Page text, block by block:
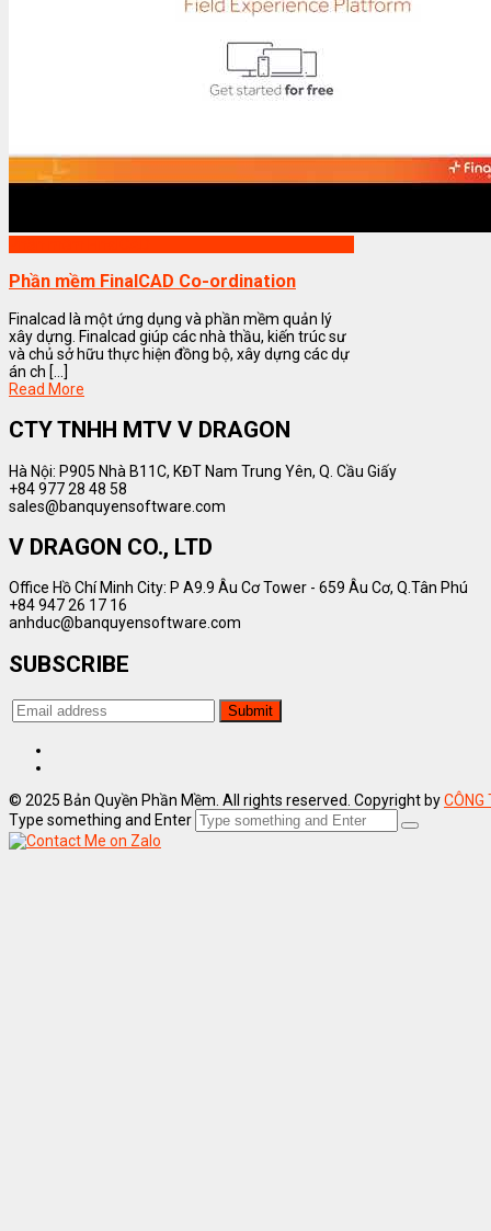
Phần mềm FinalCAD Co-ordination
Finalcad là một ứng dụng và phần mềm quản lý
xây dựng. Finalcad giúp các nhà thầu, kiến trúc sư
và chủ sở hữu thực hiện đồng bộ, xây dựng các dự
án ch [...]
Read More
CTY TNHH MTV V DRAGON
Hà Nội: P905 Nhà B11C, KĐT Nam Trung Yên, Q. Cầu Giấy
+84 977 28 48 58
sales@banquyensoftware.com
V DRAGON CO., LTD
Office Hồ Chí Minh City: P A9.9 Âu Cơ Tower - 659 Âu Cơ, Q.Tân Phú
+84 947 26 17 16
anhduc@banquyensoftware.com
SUBSCRIBE
© 2025 Bản Quyền Phần Mềm. All rights reserved. Copyright byCÔNG
Type something and Enter